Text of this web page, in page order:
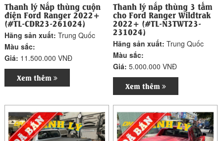
Thanh lý Nắp thùng cuộn
điện Ford Ranger 2022+
(#TL-CDR23-261024)
Hãng sản xuất:Trung Quốc
Màu sắc:
Giá: 11.500.000 VNĐ
Xem thêm
Thanh lý nắp thùng 3 tấm
cho Ford Ranger Wildtrak
2022+ (#TL-N3TWT23-
231024)
Hãng sản xuất:Trung Quốc
Màu sắc:
Giá:5.000.000 VNĐ
Xem thêm